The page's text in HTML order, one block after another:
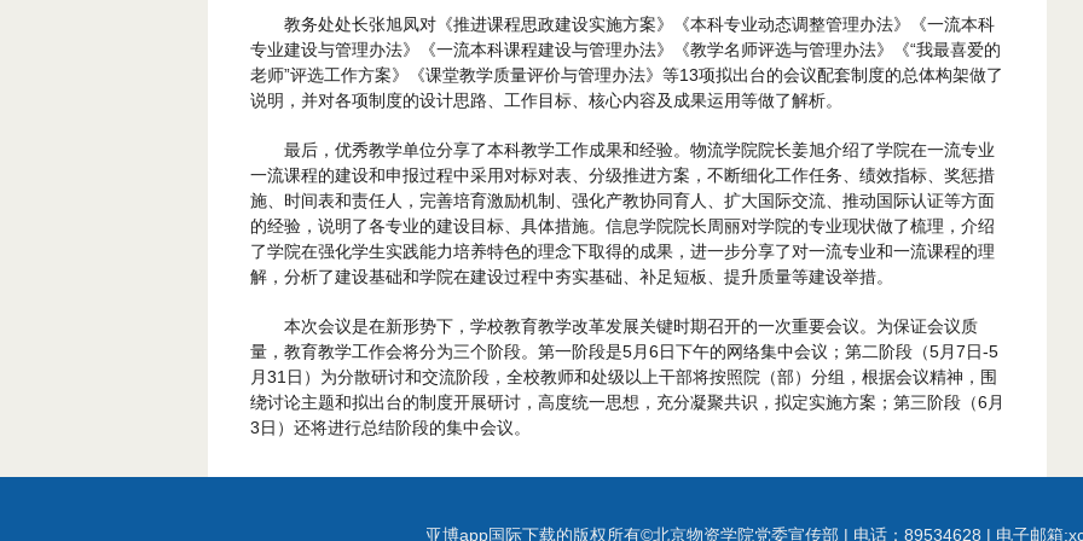
教务处处长张旭凤对《推进课程思政建设实施方案》《本科专业动态调整管理办法》《一流本科
专业建设与管理办法》《一流本科课程建设与管理办法》《教学名师评选与管理办法》《“我最喜爱的
老师”评选工作方案》《课堂教学质量评价与管理办法》等13项拟出台的会议配套制度的总体构架做了
说明，并对各项制度的设计思路、工作目标、核心内容及成果运用等做了解析。
最后，优秀教学单位分享了本科教学工作成果和经验。物流学院院长姜旭介绍了学院在一流专业
一流课程的建设和申报过程中采用对标对表、分级推进方案，不断细化工作任务、绩效指标、奖惩措
施、时间表和责任人，完善培育激励机制、强化产教协同育人、扩大国际交流、推动国际认证等方面
的经验，说明了各专业的建设目标、具体措施。信息学院院长周丽对学院的专业现状做了梳理，介绍
了学院在强化学生实践能力培养特色的理念下取得的成果，进一步分享了对一流专业和一流课程的理
解，分析了建设基础和学院在建设过程中夯实基础、补足短板、提升质量等建设举措。
本次会议是在新形势下，学校教育教学改革发展关键时期召开的一次重要会议。为保证会议质
量，教育教学工作会将分为三个阶段。第一阶段是5月6日下午的网络集中会议；第二阶段（5月7日-5
月31日）为分散研讨和交流阶段，全校教师和处级以上干部将按照院（部）分组，根据会议精神，围
绕讨论主题和拟出台的制度开展研讨，高度统一思想，充分凝聚共识，拟定实施方案；第三阶段（6月
3日）还将进行总结阶段的集中会议。
亚博app国际下载的版权所有©北京物资学院党委宣传部 | 电话：89534628 | 电子邮箱: